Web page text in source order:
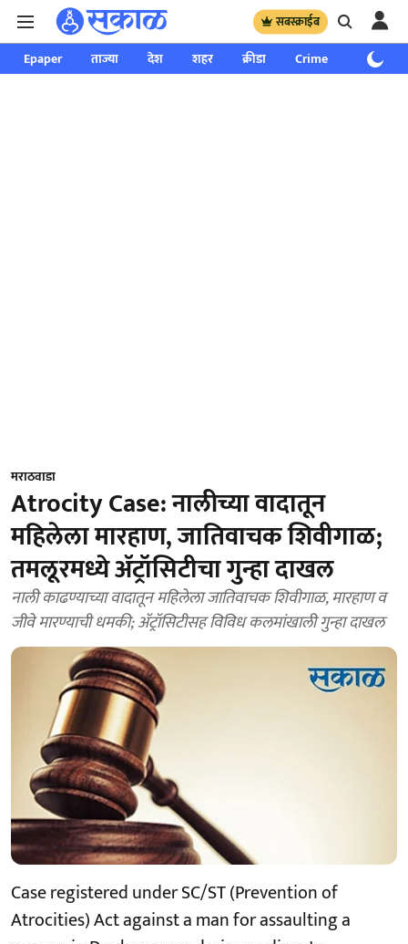
सबस्क्राईब
Epaper ताज्या देश शहर क्रीडा Crime साप्ताहिक
मराठवाडा
Atrocity Case: नालीच्या वादातून
महिलेला मारहाण, जातिवाचक शिवीगाळ;
तमलूरमध्ये ॲट्रॉसिटीचा गुन्हा दाखल
नाली काढण्याच्या वादातून महिलेला जातिवाचक शिवीगाळ, मारहाण व
जीवे मारण्याची धमकी; ॲट्रॉसिटीसह विविध कलमांखाली गुन्हा दाखल
Case registered under SC/ST (Prevention of
Atrocities) Act against a man for assaulting a